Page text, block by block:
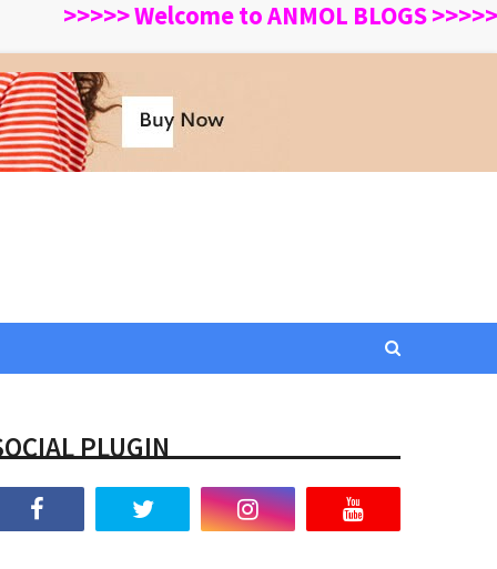
>>>>> Welcome to ANMOL BLOGS >>>>>
PLUGIN